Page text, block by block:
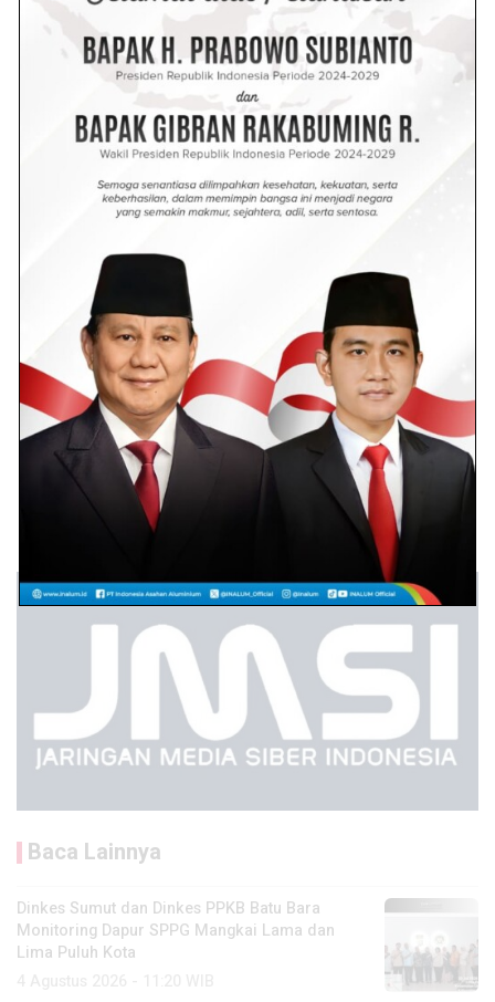
Baca Lainnya
Dinkes Sumut dan Dinkes PPKB Batu Bara
Monitoring Dapur SPPG Mangkai Lama dan
Lima Puluh Kota